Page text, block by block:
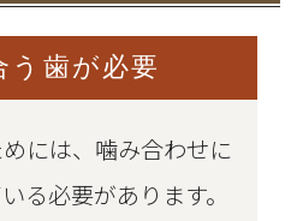
う歯が必要
には、噛み合わせに
る必要があります。